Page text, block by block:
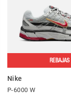
REBAJAS
Nike
P-6000 W